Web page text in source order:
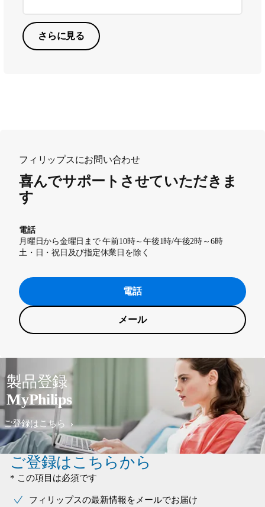
さらに見る
フィリップスにお問い合わせ
喜んでサポートさせていただきま
す
電話
月曜日から金曜日まで 午前10時～午後1時/午後2時～6時
土・日・祝日及び指定休業日を除く
電話
メール
製品登録
MyPhilips
ご登録はこちら
ご登録はこちらから
* この項目は必須です
フィリップスの最新情報をメールでお届け